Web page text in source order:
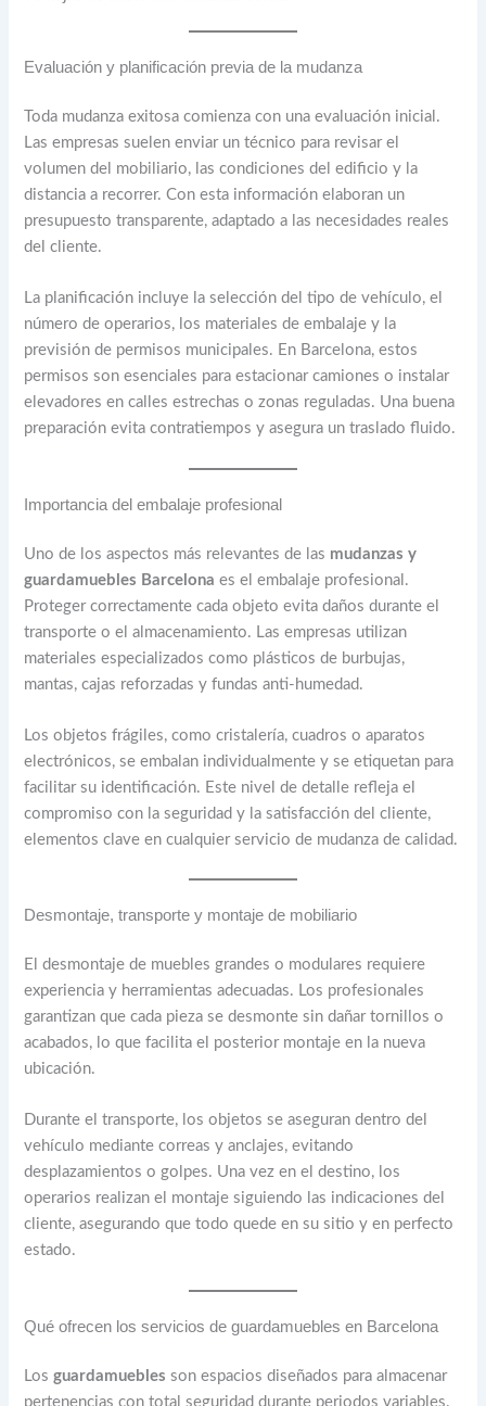
Evaluación y planificación previa de la mudanza
Toda mudanza exitosa comienza con una evaluación inicial.
Las empresas suelen enviar un técnico para revisar el
volumen del mobiliario, las condiciones del edificio y la
distancia a recorrer. Con esta información elaboran un
presupuesto transparente, adaptado a las necesidades reales
del cliente.
La planificación incluye la selección del tipo de vehículo, el
número de operarios, los materiales de embalaje y la
previsión de permisos municipales. En Barcelona, estos
permisos son esenciales para estacionar camiones o instalar
elevadores en calles estrechas o zonas reguladas. Una buena
preparación evita contratiempos y asegura un traslado fluido.
Importancia del embalaje profesional
Uno de los aspectos más relevantes de las mudanzas y
guardamuebles Barcelona es el embalaje profesional.
Proteger correctamente cada objeto evita daños durante el
transporte o el almacenamiento. Las empresas utilizan
materiales especializados como plásticos de burbujas,
mantas, cajas reforzadas y fundas anti-humedad.
Los objetos frágiles, como cristalería, cuadros o aparatos
electrónicos, se embalan individualmente y se etiquetan para
facilitar su identificación. Este nivel de detalle refleja el
compromiso con la seguridad y la satisfacción del cliente,
elementos clave en cualquier servicio de mudanza de calidad.
Desmontaje, transporte y montaje de mobiliario
El desmontaje de muebles grandes o modulares requiere
experiencia y herramientas adecuadas. Los profesionales
garantizan que cada pieza se desmonte sin dañar tornillos o
acabados, lo que facilita el posterior montaje en la nueva
ubicación.
Durante el transporte, los objetos se aseguran dentro del
vehículo mediante correas y anclajes, evitando
desplazamientos o golpes. Una vez en el destino, los
operarios realizan el montaje siguiendo las indicaciones del
cliente, asegurando que todo quede en su sitio y en perfecto
estado.
Qué ofrecen los servicios de guardamuebles en Barcelona
Losguardamuebles son espacios diseñados para almacenar
pertenencias con total seguridad durante periodos variables.